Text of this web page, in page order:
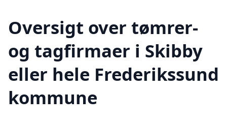
Oversigt over tømrer-
og tagfirmaer i Skibby
eller hele Frederikssund
kommune